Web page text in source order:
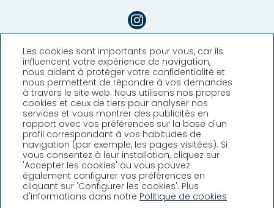
Hotel Llafranch
Plaça Promontori, 2, Llafranc,
Girona (España)
T. +34 972 30 02 08
info@hllafranch.com
Les cookies sont importants pour vous, car ils
influencent votre expérience de navigation,
nous aident à protéger votre confidentialité et
nous permettent de répondre à vos demandes
à travers le site web. Nous utilisons nos propres
cookies et ceux de tiers pour analyser nos
services et vous montrer des publicités en
rapport avec vos préférences sur la base d'un
profil correspondant à vos habitudes de
navigation (par exemple, les pages visitées). Si
vous consentez à leur installation, cliquez sur
'Accepter les cookies' ou vous pouvez
également configurer vos préférences en
cliquant sur 'Configurer les cookies'. Plus
d'informations dans notre Politique de cookies